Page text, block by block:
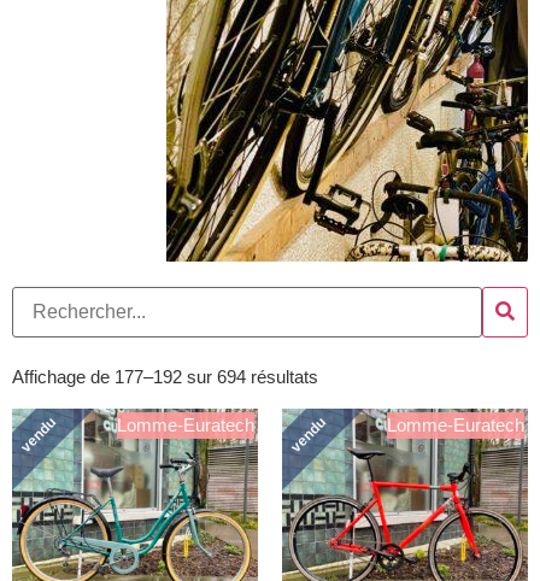
Affichage de 177–192 sur 694 résultats
Lomme-Euratech
vendu Lomme-Euratech
vendu